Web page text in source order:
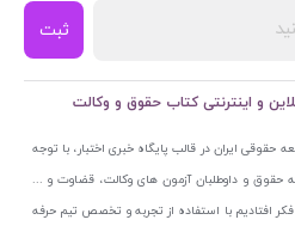
ثبت
و اینترنتی کتاب حقوق و وکالت
ایران در قالب پایگاه خبری اختبار، با توجه
و داوطلبان آزمون های وکالت، قضاوت و ...
فکر افتادیم با استفاده از تجربه و تخصص تیم حرفه